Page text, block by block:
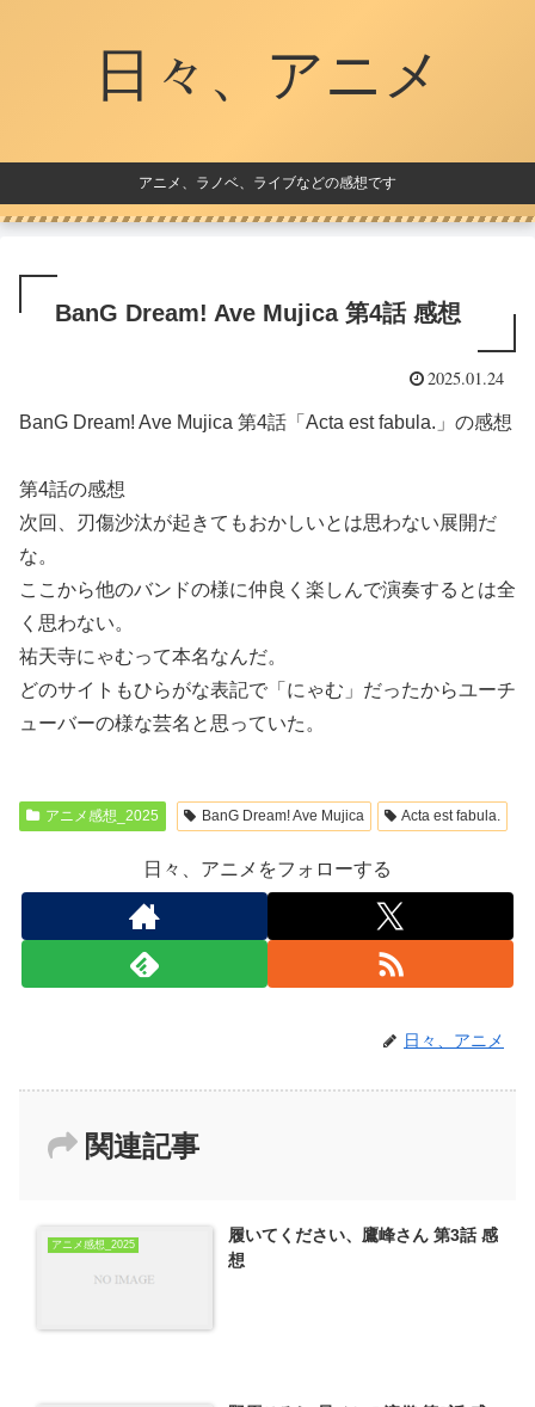
日々、アニメ
アニメ、ラノベ、ライブなどの感想です
BanG Dream! Ave Mujica 第4話 感想
2025.01.24
BanG Dream! Ave Mujica 第4話「Acta est fabula.」の感想
第4話の感想
次回、刃傷沙汰が起きてもおかしいとは思わない展開だ
な。
ここから他のバンドの様に仲良く楽しんで演奏するとは全
く思わない。
祐天寺にゃむって本名なんだ。
どのサイトもひらがな表記で「にゃむ」だったからユーチ
ューバーの様な芸名と思っていた。
アニメ感想_2025 BanG Dream! Ave Mujica Acta est fabula.
日々、アニメをフォローする
日々、アニメ
関連記事
アニメ感想_2025
履いてください、鷹峰さん 第3話 感
想